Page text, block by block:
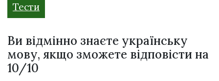
Тести
Ви відмінно знаєте українську
мову, якщо зможете відповісти на
10/10